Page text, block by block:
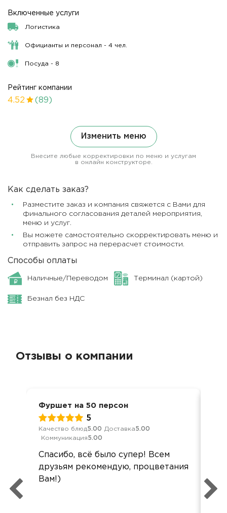
Включенные услуги
Логистика
Официанты и персонал - 4 чел.
Посуда - 8
Рейтинг компании
4.52 (89)
Изменить меню
Внесите любые корректировки по меню и услугам
в онлайн конструкторе.
Как сделать заказ?
Разместите заказ и компания свяжется с Вами для
финального согласования деталей мероприятия,
меню и услуг.
Вы можете самостоятельно скорректировать меню и
отправить запрос на перерасчет стоимости.
Способы оплаты
Наличные/Переводом Терминал (картой)
Безнал без НДС
Отзывы о компании
Фуршет на 50 персон
5
Качество блюд5.00 Доставка5.00
Коммуникация5.00
Спасибо, всё было супер! Всем
друзьям рекомендую, процветания
Вам!)